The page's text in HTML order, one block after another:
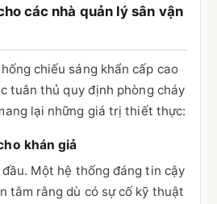
các nhà quản lý sân vận
chiếu sáng khẩn cấp cao
tuân thủ quy định phòng cháy
lại những giá trị thiết thực:
khán giả
Một hệ thống đáng tin cậy
tâm rằng dù có sự cố kỹ thuật